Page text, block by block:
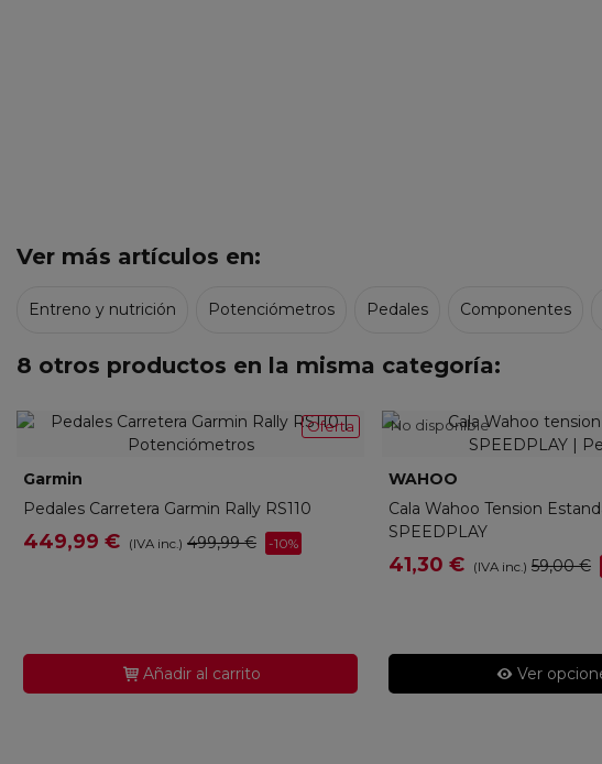
Ver más artículos en:
Entreno y nutrición Potenciómetros Pedales Componentes
8 otros productos en la misma categoría:
Oferta
Garmin
Pedales Carretera Garmin Rally RS110
449,99 € (IVA inc.) 499,99 € -10%
Añadir al carrito
No disponible
WAHOO
Cala Wahoo Tension
SPEEDPLAY
41,30 € (IVA inc.) 59,00 €
Ver